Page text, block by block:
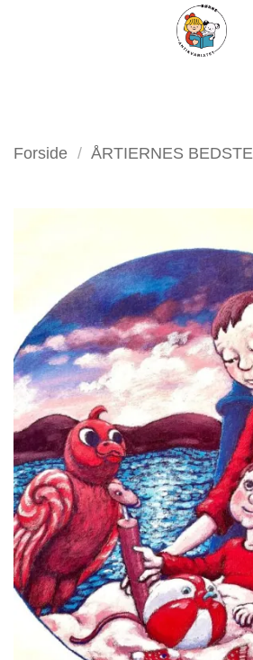
FILTER
Forside / ÅRTIERNES BEDSTE